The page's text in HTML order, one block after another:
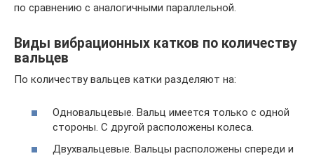
по сравнению с аналогичными параллельной.
Виды вибрационных катков по количеству
вальцев
По количеству вальцев катки разделяют на:
Одновальцевые. Вальц имеется только с одной
стороны. С другой расположены колеса.
Двухвальцевые. Вальцы расположены спереди и